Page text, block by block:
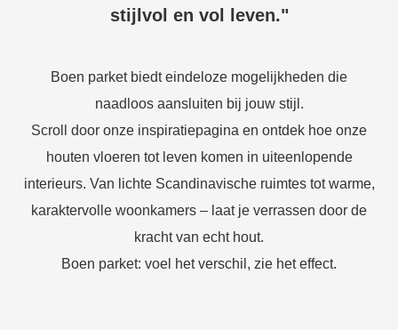
stijlvol en vol leven."
Boen parket biedt eindeloze mogelijkheden die
naadloos aansluiten bij jouw stijl.
Scroll door onze inspiratiepagina en ontdek hoe onze
houten vloeren tot leven komen in uiteenlopende
interieurs. Van lichte Scandinavische ruimtes tot warme,
karaktervolle woonkamers – laat je verrassen door de
kracht van echt hout.
Boen parket: voel het verschil, zie het effect.